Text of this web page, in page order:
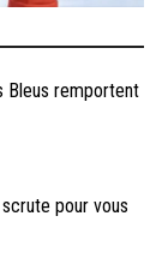
Bleus remportent
pour vous